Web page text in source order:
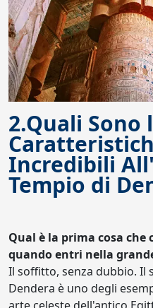
2.Quali Sono
Incredibili
Tempio di
Qual è la prima cosa
quando entri nella
Il soffitto, senza dubbio. Il
Dendera è uno degli